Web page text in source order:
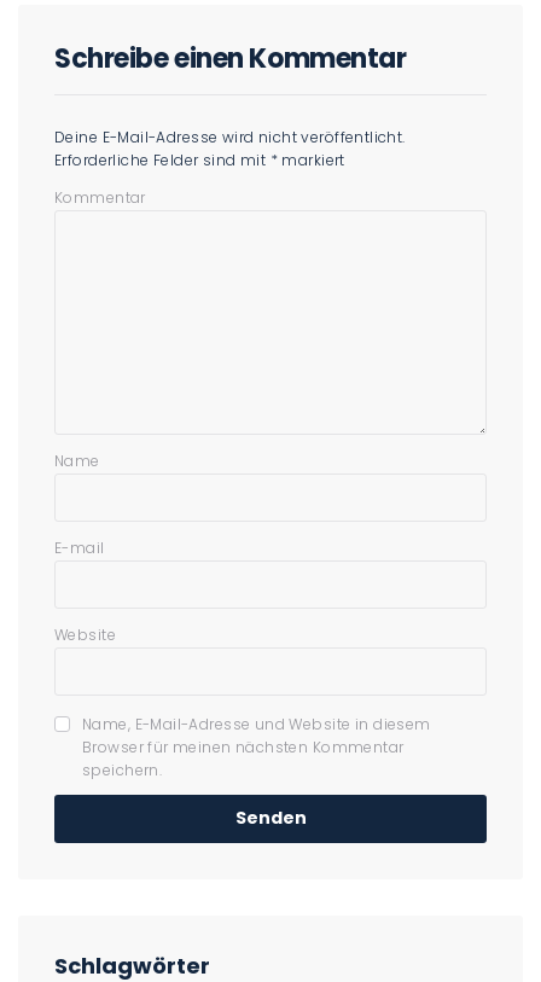
Schreibe einen Kommentar
Deine E-Mail-Adresse wird nicht veröffentlicht.
Erforderliche Felder sind mit * markiert
Kommentar
Name
E-mail
Website
Name, E-Mail-Adresse und Website in diesem
Browser für meinen nächsten Kommentar
speichern.
Schlagwörter